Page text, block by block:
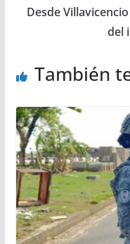
Desde
del
También